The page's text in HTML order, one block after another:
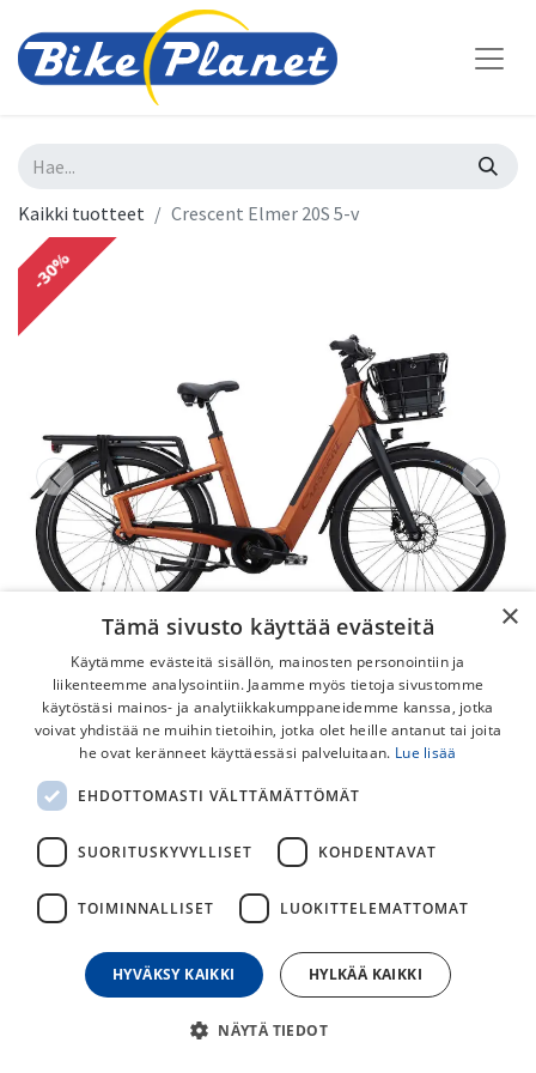
Kaikki tuotteet Crescent Elmer 20S 5-v
-30%
Crescent Elmer 20S 5-v
kuljetustarpeet Elmer sähköpyörällä. Tätä täysin
otettu huomioon.
2 729,30€ 3 899,00€
×
Tämä sivusto käyttää evästeitä
Käytämme evästeitä sisällön, mainosten personointiin ja
liikenteemme analysointiin. Jaamme myös tietoja sivustomme
käytöstäsi mainos- ja analytiikkakumppaneidemme kanssa, jotka
voivat yhdistää ne muihin tietoihin, jotka olet heille antanut tai joita
he ovat keränneet käyttäessäsi palveluitaan. Lue lisää
EHDOTTOMASTI VÄLTTÄMÄTTÖMÄT
SUORITUSKYVYLLISET KOHDENTAVAT
TOIMINNALLISET LUOKITTELEMATTOMAT
HYVÄKSY KAIKKI HYLKÄÄ KAIKKI
NÄYTÄ TIEDOT